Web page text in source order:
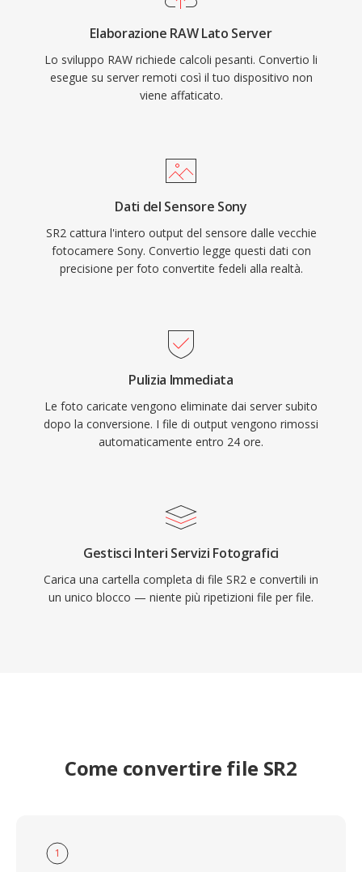
Elaborazione RAW Lato Server
Lo sviluppo RAW richiede calcoli pesanti. Convertio li
esegue su server remoti così il tuo dispositivo non
viene affaticato.
Dati del Sensore Sony
SR2 cattura l'intero output del sensore dalle vecchie
fotocamere Sony. Convertio legge questi dati con
precisione per foto convertite fedeli alla realtà.
Pulizia Immediata
Le foto caricate vengono eliminate dai server subito
dopo la conversione. I file di output vengono rimossi
automaticamente entro 24 ore.
Gestisci Interi Servizi Fotografici
Carica una cartella completa di file SR2 e convertili in
un unico blocco — niente più ripetizioni file per file.
Come convertire file SR2
1